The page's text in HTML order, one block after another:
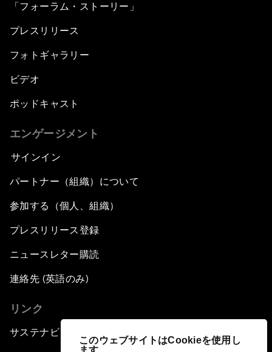
このウェブサイトはCookieを使用し
ます
「フォーラム・ストーリー」
プレスリリース
フォトギャラリー
ビデオ
ポッドキャスト
エンゲージメント
サインイン
パートナー（組織）について
参加する（個人、組織）
プレスリリース登録
ニュースレター購読
連絡先 (英語のみ)
リンク
サステナビリティへの取り組み